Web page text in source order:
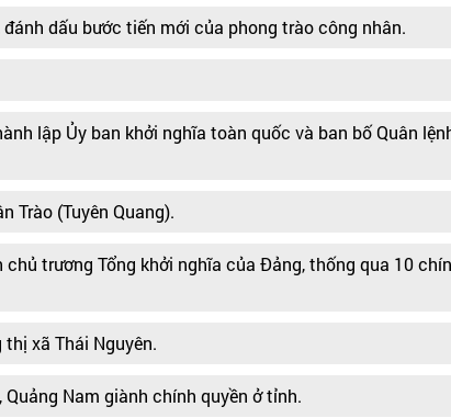
dấu bước tiến mới của phong trào công nhân.
lập Ủy ban khởi nghĩa toàn quốc và ban bố Quân
Trào (Tuyên Quang).
trương Tổng khởi nghĩa của Đảng, thống qua 10
xã Thái Nguyên.
Nam giành chính quyền ở tỉnh.